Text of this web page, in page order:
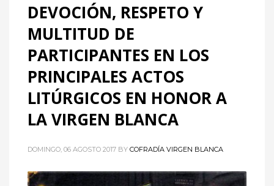
DEVOCIÓN, RESPETO Y
MULTITUD DE
PARTICIPANTES EN LOS
PRINCIPALES ACTOS
LITÚRGICOS EN HONOR A
LA VIRGEN BLANCA
DOMINGO, 06 AGOSTO 2017 BY COFRADÍA VIRGEN BLANCA